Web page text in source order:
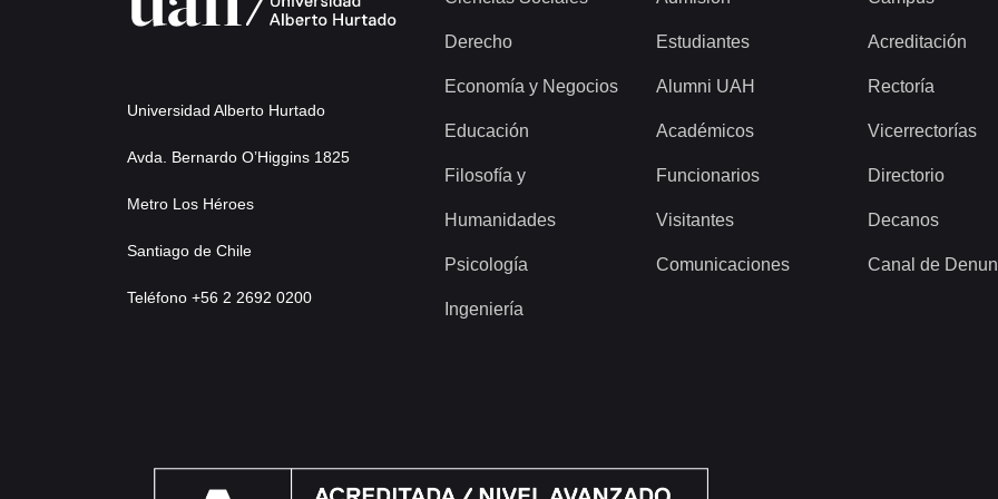
Universidad Alberto Hurtado
Avda. Bernardo O’Higgins 1825
Metro Los Héroes
Santiago de Chile
Teléfono +56 2 2692 0200
Derecho
Economía y Negocios
Educación
Filosofía y
Humanidades
Psicología
Ingeniería
Estudiantes
Alumni UAH
Académicos
Funcionarios
Visitantes
Comunicaciones
Acreditación
Rectoría
Vicerrectorías
Directorio
Decanos
Canal de